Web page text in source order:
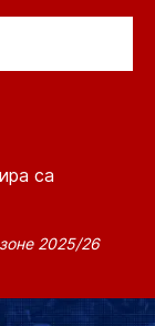
са
2025/26